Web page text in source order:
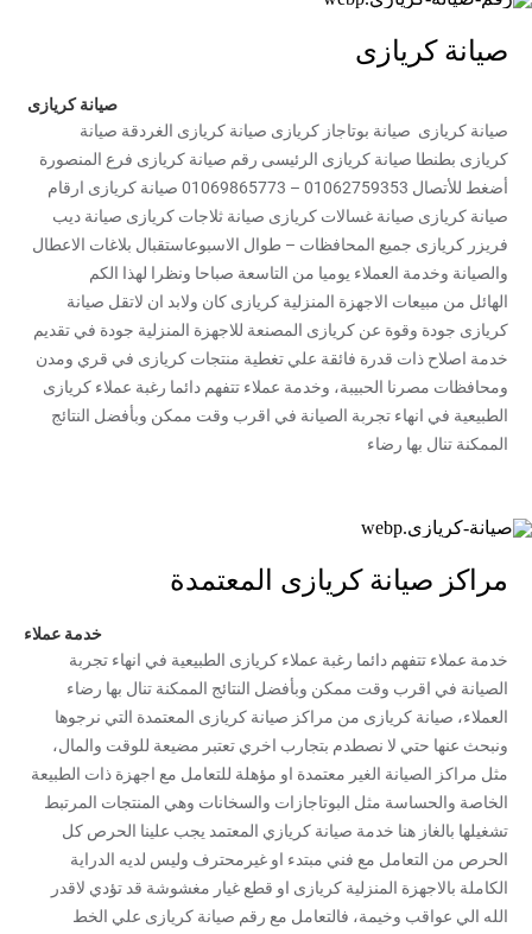
صيانة كريازى
صيانة كريازى
صيانة كريازى صيانة بوتاجاز كريازى صيانة كريازى الغردقة صيانة
كريازى بطنطا صيانة كريازى الرئيسى رقم صيانة كريازى فرع المنصورة
أضغط للأتصال 01062759353 – 01069865773 صيانة كريازى ارقام
صيانة كريازى صيانة غسالات كريازى صيانة ثلاجات كريازى صيانة ديب
فريزر كريازى جميع المحافظات – طوال الاسبوعاستقبال بلاغات الاعطال
والصيانة وخدمة العملاء يوميا من التاسعة صباحا ونظرا لهذا الكم
الهائل من مبيعات الاجهزة المنزلية كريازى كان ولابد ان لاتقل صيانة
كريازى جودة وقوة عن كريازى المصنعة للاجهزة المنزلية جودة في تقديم
خدمة اصلاح ذات قدرة فائقة علي تغطية منتجات كريازى في قري ومدن
ومحافظات مصرنا الحبيبة، وخدمة عملاء تتفهم دائما رغبة عملاء كريازى
الطبيعية في انهاء تجربة الصيانة في اقرب وقت ممكن وبأفضل النتائج
الممكنة تنال بها رضاء
مراكز صيانة كريازى المعتمدة
خدمة عملاء
خدمة عملاء تتفهم دائما رغبة عملاء كريازى الطبيعية في انهاء تجربة
الصيانة في اقرب وقت ممكن وبأفضل النتائج الممكنة تنال بها رضاء
العملاء، صيانة كريازى من مراكز صيانة كريازى المعتمدة التي نرجوها
ونبحث عنها حتي لا نصطدم بتجارب اخري تعتبر مضيعة للوقت والمال،
مثل مراكز الصيانة الغير معتمدة او مؤهلة للتعامل مع اجهزة ذات الطبيعة
الخاصة والحساسة مثل البوتاجازات والسخانات وهي المنتجات المرتبط
تشغيلها بالغاز هنا خدمة صيانة كريازي المعتمد يجب علينا الحرص كل
الحرص من التعامل مع فني مبتدء او غيرمحترف وليس لديه الدراية
الكاملة بالاجهزة المنزلية كريازى او قطع غيار مغشوشة قد تؤدي لاقدر
الله الي عواقب وخيمة، فالتعامل مع رقم صيانة كريازى علي الخط